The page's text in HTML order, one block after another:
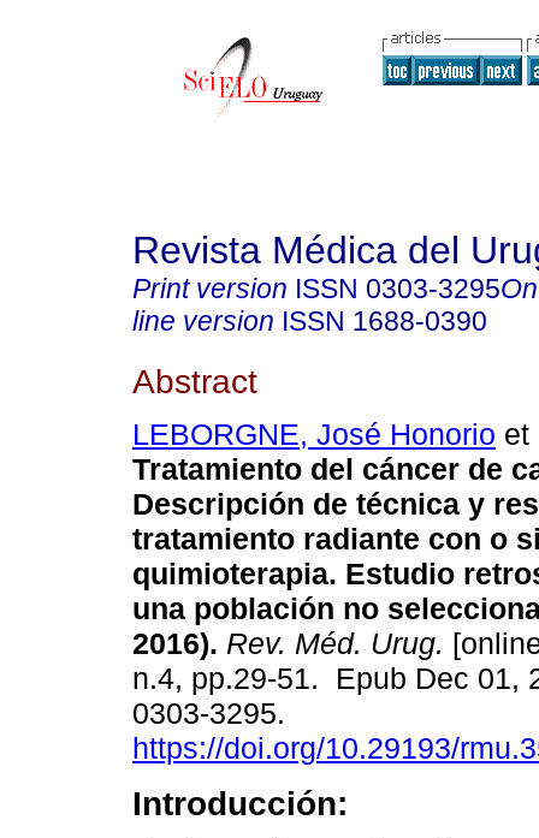
Revista Médica del
Print version ISSN 0303-3295
line version ISSN 1688-0390
Abstract
LEBORGNE, José Honorio et
Tratamiento del cáncer de
Descripción de técnica y
tratamiento radiante con o
quimioterapia. Estudio
una población no
2016). Rev. Méd. Urug.
n.4, pp.29-51. Epub Dec 01,
0303-3295.
https://doi.org/10.29193/
Introducción: